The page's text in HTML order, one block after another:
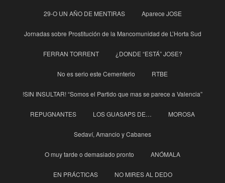
29-O UN AÑO DE MENTIRAS Aparece JOSE
Jornadas sobre Prostitución de la Mancomunidad de L’Horta Sud
FERRAN TORRENT ¿DONDE “ESTÁ” JOSE?
No es serio este Cementerio RTBE
!SIN INSULTAR! “Somos el Partido que mas se parece a Valencia”
REPUGNANTES LOS GUASAPS DE… MOROSA
Sedaví, Amancio y Cabanes
O muy tarde o demasiado pronto ANÓMALA
EN PRÁCTICAS NO MIRES AL DEDO